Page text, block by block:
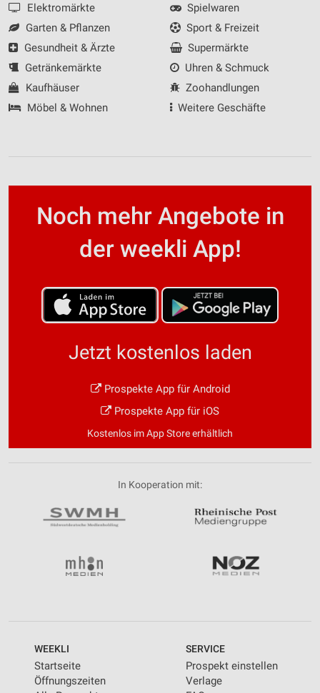
Elektromärkte
Garten & Pflanzen
Gesundheit & Ärzte
Getränkemärkte
Kaufhäuser
Möbel & Wohnen
Spielwaren
Sport & Freizeit
Supermärkte
Uhren & Schmuck
Zoohandlungen
Weitere Geschäfte
Noch mehr Angebote in
der weekli App!
Jetzt kostenlos laden
Prospekte App für Android
Prospekte App für iOS
Kostenlos im App Store erhältlich
In Kooperation mit:
WEEKLI
Startseite
Öffnungszeiten
SERVICE
Prospekt einstellen
Verlage